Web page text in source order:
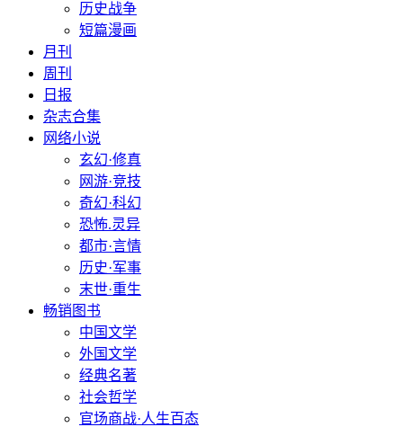
历史战争
短篇漫画
月刊
周刊
日报
杂志合集
网络小说
玄幻·修真
网游·竞技
奇幻·科幻
恐怖.灵异
都市·言情
历史·军事
末世·重生
畅销图书
中国文学
外国文学
经典名著
社会哲学
官场商战·人生百态